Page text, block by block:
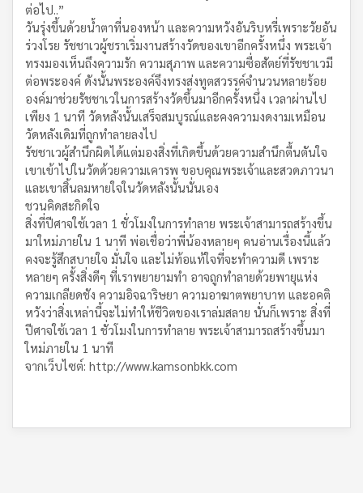
ต่อไป..”
วันรุ่งขึ้นด้วยน้ำตาที่นองหน้า และความหวังอันริบหรี่เพราะวัยอัน
ร่วงโรย รัชชาเวผู้ชราเริ่มงานสร้างวัดของเขาอีกครั้งหนึ่ง พระเจ้า
ทรงมองเห็นถึงความรัก ความสุภาพ และความซื่อสัตย์ที่รัชชาเวมี
ต่อพระองค์ ดังนั้นพระองค์จึงทรงส่งทูตสวรรค์จำนวนหลายร้อย
องค์มาช่วยรัชชาเวในการสร้างวัดขึ้นมาอีกครั้งหนึ่ง เวลาผ่านไป
เพียง 1 นาที วัดหลังนั้นเสร็จสมบูรณ์และคงความงดงามเหมือน
วัดหลังเดิมที่ถูกทำลายลงไป
รัชชาเวผู้สำนึกผิดได้แต่มองสิ่งที่เกิดขึ้นด้วยความสำนึกตื้นตันใจ
เขาเข้าไปในวัดด้วยความเคารพ ขอบคุณพระเจ้าและสวดภาวนา
และเขาสิ้นลมหายใจในวัดหลังนั้นนั่นเอง
ชวนคิดสะกิดใจ
สิ่งที่ปีศาจใช้เวลา 1 ชั่วโมงในการทำลาย พระเจ้าสามารถสร้างขึ้น
มาใหม่ภายใน 1 นาที พ่อเชื่อว่าพี่น้องหลายๆ คนอ่านเรื่องนี้แล้ว
คงจะรู้สึกสบายใจ มั่นใจ และไม่ท้อแท้ใจที่จะทำความดี เพราะ
หลายๆ ครั้งสิ่งดีๆ ที่เราพยายามทำ อาจถูกทำลายด้วยพายุแห่ง
ความเกลียดชัง ความอิจฉาริษยา ความอาฆาตพยาบาท และอคติ
หวังว่าสิ่งเหล่านี้จะไม่ทำให้ชีวิตของเราล่มสลาย นั่นก็เพราะ สิ่งที่
ปีศาจใช้เวลา 1 ชั่วโมงในการทำลาย พระเจ้าสามารถสร้างขึ้นมา
ใหม่ภายใน 1 นาที
จากเว็บไซต์: http://www.kamsonbkk.com